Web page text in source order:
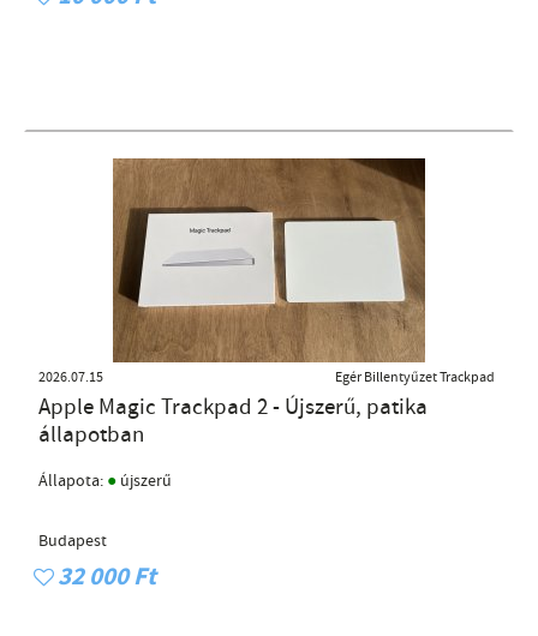
2026.07.15 Egér Billentyűzet Trackpad
Apple Magic Trackpad 2 - Újszerű, patika
állapotban
Állapota: ● újszerű
Budapest
32 000 Ft